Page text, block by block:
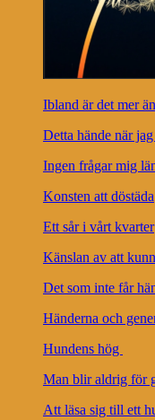
Ibland är det mer
Detta hände när
Ingen frågar mig
Konsten att döstäda
Ett sår i vårt kvarter
Känslan av att
Det som inte får
Händerna och
Hundens hög
Man blir aldrig för
Att läsa sig till ett